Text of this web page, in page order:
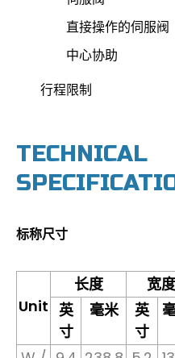
直接操作的伺服阀
中心协助
行程限制
TECHNICAL
标称尺寸
Unit
长度 宽度
英
寸
毫米
英
寸